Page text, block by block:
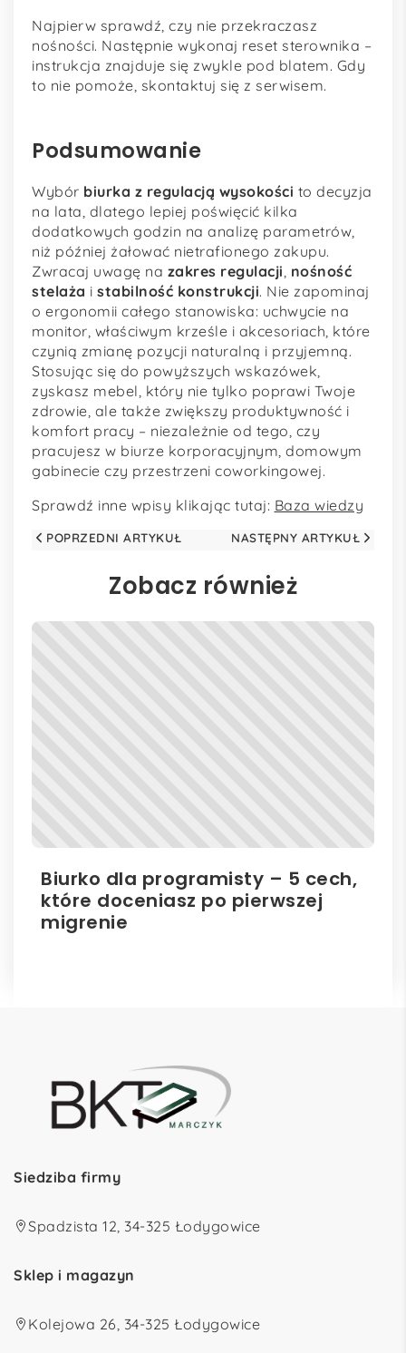
Najpierw sprawdź, czy nie przekraczasz
nośności. Następnie wykonaj reset sterownika –
instrukcja znajduje się zwykle pod blatem. Gdy
to nie pomoże, skontaktuj się z serwisem.
Podsumowanie
Wybór biurka z regulacją wysokości to decyzja
na lata, dlatego lepiej poświęcić kilka
dodatkowych godzin na analizę parametrów,
niż później żałować nietrafionego zakupu.
Zwracaj uwagę na zakres regulacji, nośność
stelaża i stabilność konstrukcji. Nie zapominaj
o ergonomii całego stanowiska: uchwycie na
monitor, właściwym krześle i akcesoriach, które
czynią zmianę pozycji naturalną i przyjemną.
Stosując się do powyższych wskazówek,
zyskasz mebel, który nie tylko poprawi Twoje
zdrowie, ale także zwiększy produktywność i
komfort pracy – niezależnie od tego, czy
pracujesz w biurze korporacyjnym, domowym
gabinecie czy przestrzeni coworkingowej.
Sprawdź inne wpisy klikając tutaj: Baza wiedzy
POPRZEDNI ARTYKUŁ NASTĘPNY ARTYKUŁ
Zobacz również
Biurko dla programisty – 5 cech,
które doceniasz po pierwszej
migrenie
Siedziba firmy
Spadzista 12, 34-325 Łodygowice
Sklep i magazyn
Kolejowa 26, 34-325 Łodygowice